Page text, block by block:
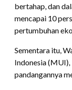
bertahap, dan
mencapai 10
pertumbuhan
Sementara itu,
Indonesia (MUI),
pandangannya